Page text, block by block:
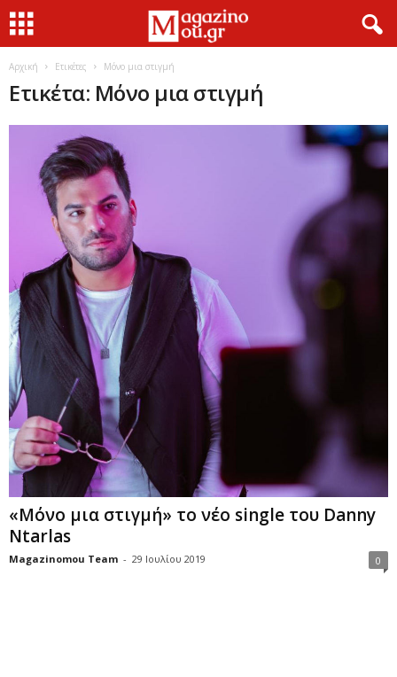
Αρχική Ετικέτες Μόνο μια στιγμή
Ετικέτα: Μόνο μια στιγμή
«Μόνο μια στιγμή» το νέο single του Danny
Ntarlas
Magazinomou Team - 29 Ιουλίου 2019 0